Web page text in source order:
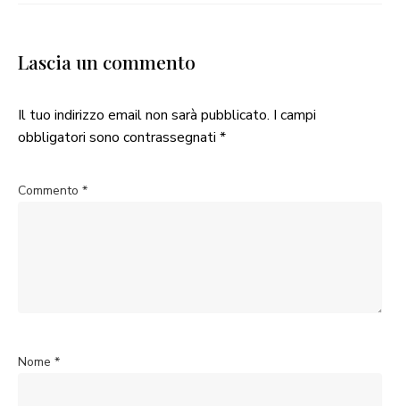
Lascia un commento
Il tuo indirizzo email non sarà pubblicato. I campi
obbligatori sono contrassegnati *
Commento *
Nome *